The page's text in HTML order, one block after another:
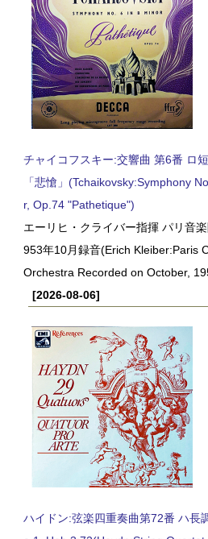
チャイコフスキー:交響曲 第6番 ロ
「悲愴」(Tchaikovsky:Symphony
r, Op.74 "Pathetique")
エーリヒ・クライバー指揮 パリ音
953年10月録音(Erich Kleiber:Paris
Orchestra Recorded on October,
[2026-08-06]
ハイドン:弦楽四重奏曲第72番 ハ長